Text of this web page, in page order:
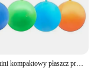
Żywy mini kompaktowy płaszcz przeciwdeszczowy wzmocniony w kształcie kuli jednorazowy wodoodporny awaryjne poncza przeciwdeszczowe dla dorosłych peleryna brelok cena hurtowa